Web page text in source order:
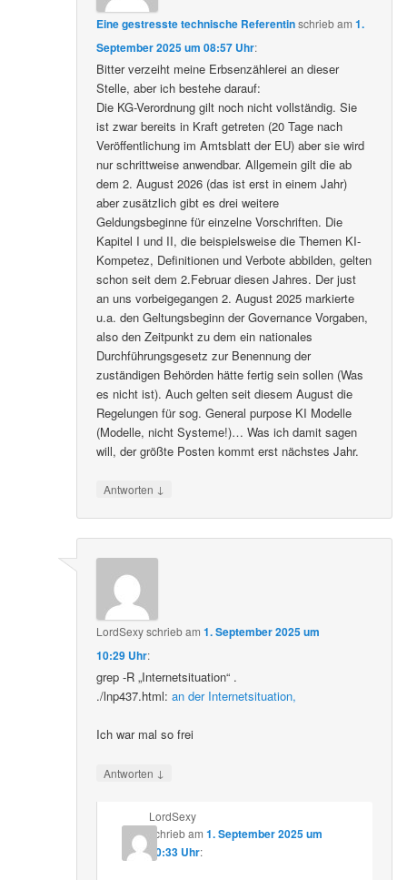
Eine gestresste technische Referentinschriebam1.
September 2025 um 08:57 Uhr:
Bitter verzeiht meine Erbsenzählerei an dieser
Stelle, aber ich bestehe darauf:
Die KG-Verordnung gilt noch nicht vollständig. Sie
ist zwar bereits in Kraft getreten (20 Tage nach
Veröffentlichung im Amtsblatt der EU) aber sie wird
nur schrittweise anwendbar. Allgemein gilt die ab
dem 2. August 2026 (das ist erst in einem Jahr)
aber zusätzlich gibt es drei weitere
Geldungsbeginne für einzelne Vorschriften. Die
Kapitel I und II, die beispielsweise die Themen KI-
Kompetez, Definitionen und Verbote abbilden, gelten
schon seit dem 2.Februar diesen Jahres. Der just
an uns vorbeigegangen 2. August 2025 markierte
u.a. den Geltungsbeginn der Governance Vorgaben,
also den Zeitpunkt zu dem ein nationales
Durchführungsgesetz zur Benennung der
zuständigen Behörden hätte fertig sein sollen (Was
es nicht ist). Auch gelten seit diesem August die
Regelungen für sog. General purpose KI Modelle
(Modelle, nicht Systeme!)… Was ich damit sagen
will, der größte Posten kommt erst nächstes Jahr.
Antworten ↓
LordSexyschriebam1. September 2025 um
10:29 Uhr:
grep -R „Internetsituation“ .
./lnp437.html:an der Internetsituation,
Ich war mal so frei
Antworten ↓
LordSexy
schriebam 1. September 2025 um
10:33 Uhr: